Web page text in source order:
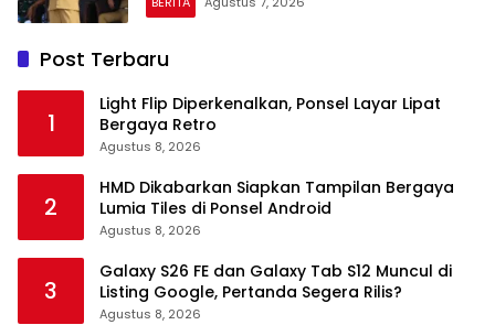
Post Terbaru
1
Light Flip Diperkenalkan, Ponsel Layar Lipat
Bergaya Retro
Agustus 8, 2026
2
HMD Dikabarkan Siapkan Tampilan Bergaya
Lumia Tiles di Ponsel Android
Agustus 8, 2026
3
Galaxy S26 FE dan Galaxy Tab S12 Muncul di
Listing Google, Pertanda Segera Rilis?
Agustus 8, 2026